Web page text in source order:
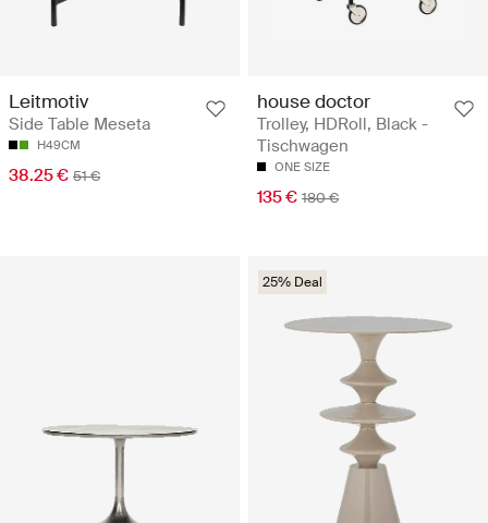
Leitmotiv
Side Table Meseta
H49CM
38.25 € 51 €
house doctor
Trolley, HDRoll, Black -
Tischwagen
ONE SIZE
135 € 180 €
25% Deal